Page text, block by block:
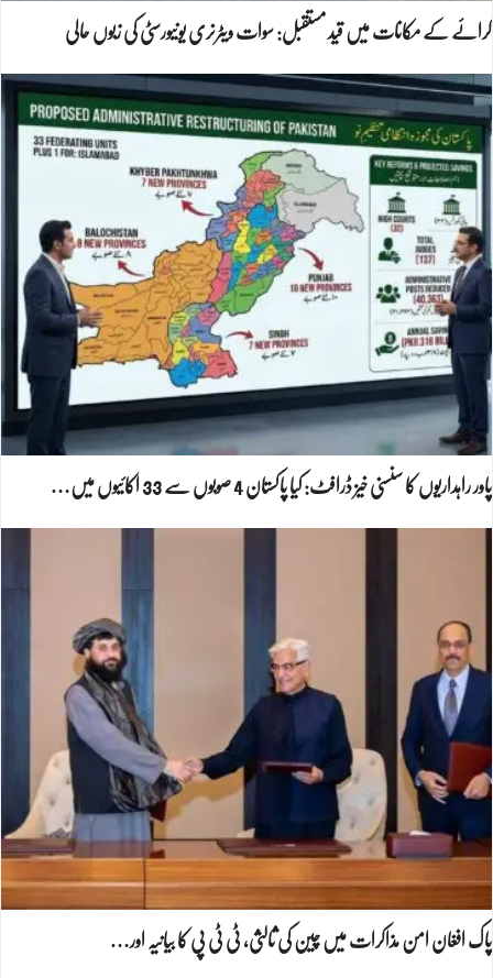
کرائے کے مکانات میں قید مستقبل: سوات ویٹرنری یونیورسٹی کی زبوں حالی
پاور راہداریوں کا سنسنی خیز ڈرافٹ: کیا پاکستان 4 صوبوں سے 33 اکائیوں میں…
پاک افغان امن مذاکرات میں چین کی ثالثی، ٹی ٹی پی کا بیانیہ اور…